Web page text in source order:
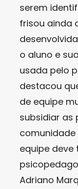
serem
frisou ainda
o aluno e
usada pelo
destacou
de equipe
subsidiar as
comunidade
equipe deve
Adriano